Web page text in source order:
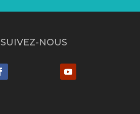
SUIVEZ-NOUS